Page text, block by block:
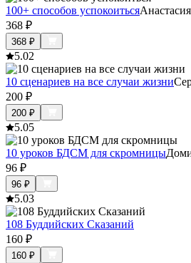
100+ способов успокоиться
368 ₽
368 ₽
5.02
10 сценариев на все случаи жизни
200 ₽
200 ₽
5.05
10 уроков БДСМ для скромницы
96 ₽
96 ₽
5.03
108 Буддийских Сказаний
160 ₽
160 ₽